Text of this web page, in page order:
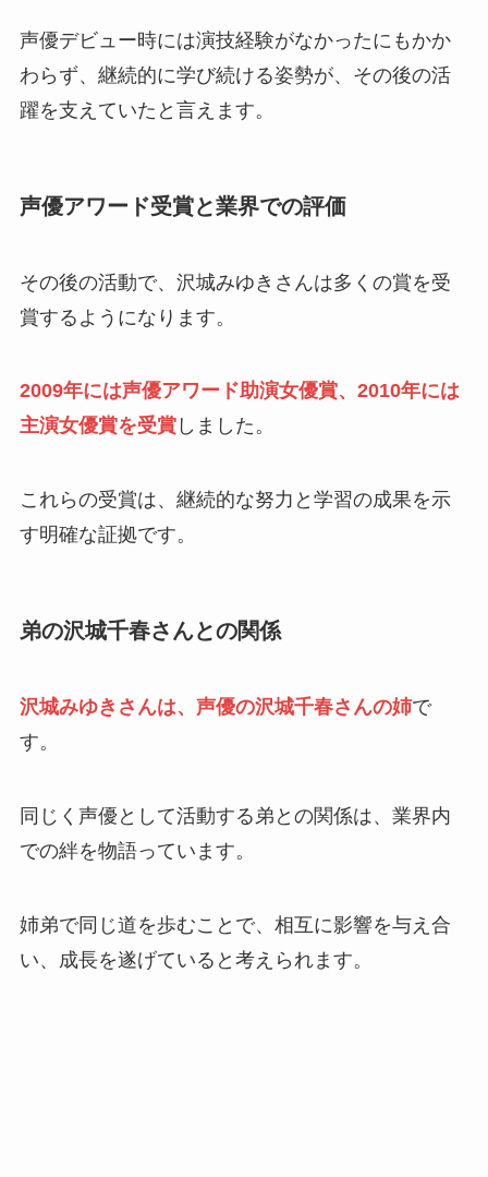
声優デビュー時には演技経験がなかったにもかか
わらず、継続的に学び続ける姿勢が、その後の活
躍を支えていたと言えます。
声優アワード受賞と業界での評価
その後の活動で、沢城みゆきさんは多くの賞を受
賞するようになります。
2009年には声優アワード助演女優賞、2010年には
主演女優賞を受賞しました。
これらの受賞は、継続的な努力と学習の成果を示
す明確な証拠です。
弟の沢城千春さんとの関係
沢城みゆきさんは、声優の沢城千春さんの姉で
す。
同じく声優として活動する弟との関係は、業界内
での絆を物語っています。
姉弟で同じ道を歩むことで、相互に影響を与え合
い、成長を遂げていると考えられます。